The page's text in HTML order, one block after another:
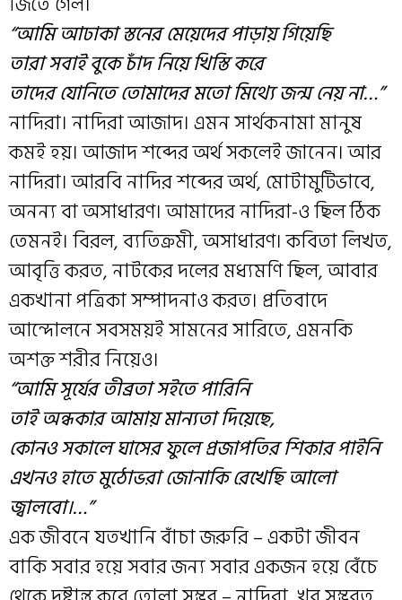
“আমি আঢাকা স্তনের মেয়েদের পাড়ায় গিয়েছি
তারা সবাই বুকে চাঁদ নিয়ে খিস্তি করে
তাদের যোনিতে তোমাদের মতো মিথ্যে জন্ম নেয় না…”
নাদিরা। নাদিরা আজাদ। এমন সার্থকনামা মানুষ
কমই হয়। আজাদ শব্দের অর্থ সকলেই জানেন। আর
নাদিরা। আরবি নাদির শব্দের অর্থ, মোটামুটিভাবে,
অনন্য বা অসাধারণ। আমাদের নাদিরা-ও ছিল ঠিক
তেমনই। বিরল, ব্যতিক্রমী, অসাধারণ। কবিতা লিখত,
আবৃত্তি করত, নাটকের দলের মধ্যমণি ছিল, আবার
একখানা পত্রিকা সম্পাদনাও করত। প্রতিবাদে
আন্দোলনে সবসময়ই সামনের সারিতে, এমনকি
অশক্ত শরীর নিয়েও।
“আমি সূর্যের তীব্রতা সইতে পারিনি
তাই অন্ধকার আমায় মান্যতা দিয়েছে,
কোনও সকালে ঘাসের ফুলে প্রজাপতির শিকার পাইনি
এখনও হাতে মুঠোভরা জোনাকি রেখেছি আলো
জ্বালবো।…”
এক জীবনে যতখানি বাঁচা জরুরি – একটা জীবন
বাকি সবার হয়ে সবার জন্য সবার একজন হয়ে বেঁচে